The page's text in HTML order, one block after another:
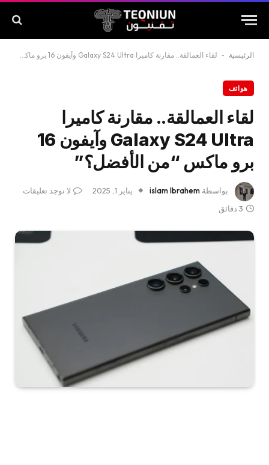
الرئيسية - لقاء العمالقة.. مقارنة كاميرا Galaxy S24 Ultra وآيفون 16 برو ماكس “من الأفضل؟”
هواتف
لقاء العمالقة.. مقارنة كاميرا
Galaxy S24 Ultra وآيفون 16
برو ماكس “من الأفضل؟”
بواسطة islam Ibrahem يناير 1, 2025
لا توجد تعليقات
3 دقائق